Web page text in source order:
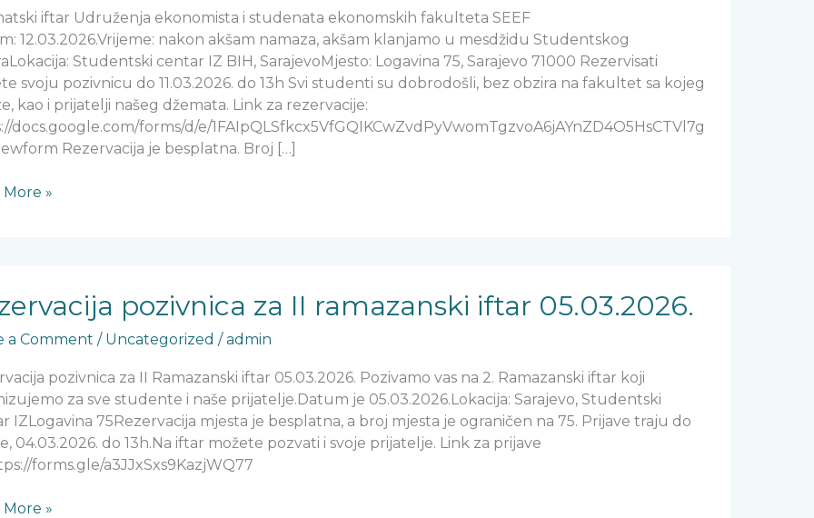
iftar Udruženja ekonomista i studenata ekonomskih fakulteta SEEF
12.03.2026.Vrijeme: nakon akšam namaza, akšam klanjamo u mesdžidu Studentskog
Studentski centar IZ BIH, SarajevoMjesto: Logavina 75, Sarajevo 71000 Rezervisati
svoju pozivnicu do 11.03.2026. do 13h Svi studenti su dobrodošli, bez obzira na fakultet sa kojeg
kao i prijatelji našeg džemata. Link za rezervacije:
docs.google.com/forms/d/e/1FAIpQLSfkcx5VfGQIKCwZvdPyVwomTgzvoA6jAYnZD4O5HsCTVl7g
Rezervacija je besplatna. Broj […]
More »
pozivnica za II ramazanski iftar 05.03.2026.
a Comment / Uncategorized /admin
pozivnica za II Ramazanski iftar 05.03.2026. Pozivamo vas na 2. Ramazanski iftar koji
za sve studente i naše prijatelje.Datum je 05.03.2026.Lokacija: Sarajevo, Studentski
IZLogavina 75Rezervacija mjesta je besplatna, a broj mjesta je ograničen na 75. Prijave traju do
04.03.2026. do 13h.Na iftar možete pozvati i svoje prijatelje. Link za prijave
forms.gle/a3JJxSxs9KazjWQ77
More »